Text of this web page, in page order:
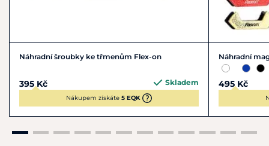
Náhradní šroubky ke třmenům Flex-on
395 Kč Skladem
Nákupem získáte 5 EQK
Náhradní
495 Kč